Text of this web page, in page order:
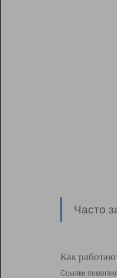
Часто
Как
Ссылки